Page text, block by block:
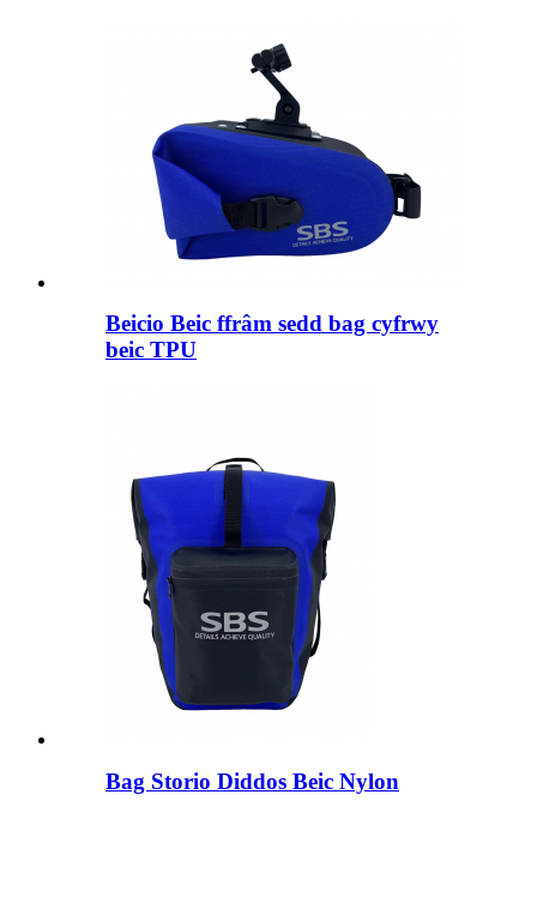
Beicio Beic ffrâm sedd bag cyfrwy
beic TPU
Bag Storio Diddos Beic Nylon